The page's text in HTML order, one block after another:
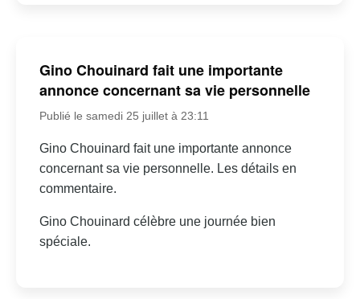
Gino Chouinard fait une importante
annonce concernant sa vie personnelle
Publié le samedi 25 juillet à 23:11
Gino Chouinard fait une importante annonce
concernant sa vie personnelle. Les détails en
commentaire.
Gino Chouinard célèbre une journée bien
spéciale.